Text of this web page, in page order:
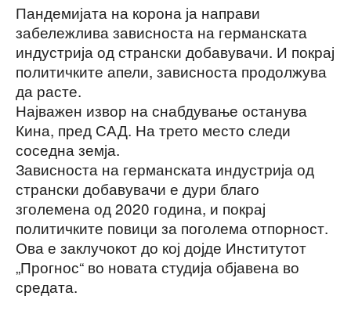
Пандемијата на корона ја направи
забележлива зависноста на германската
индустрија од странски добавувачи. И покрај
политичките апели, зависноста продолжува
да расте.
Најважен извор на снабдување останува
Кина, пред САД. На трето место следи
соседна земја.
Зависноста на германската индустрија од
странски добавувачи е дури благо
зголемена од 2020 година, и покрај
политичките повици за поголема отпорност.
Ова е заклучокот до кој дојде Институтот
„Прогнос“ во новата студија објавена во
средата.